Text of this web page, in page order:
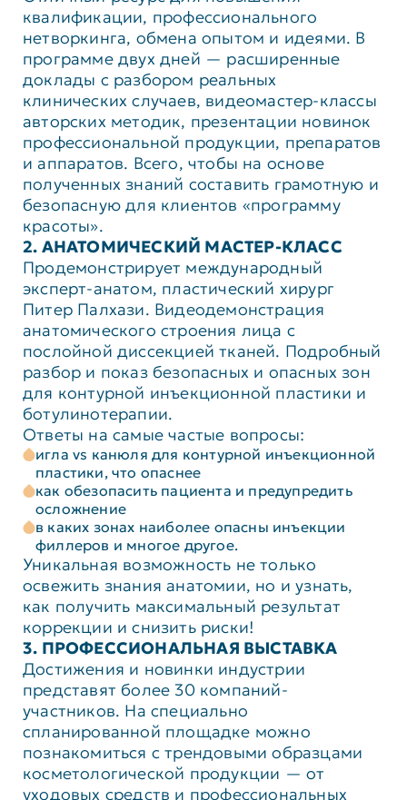
квалификации, профессионального
нетворкинга, обмена опытом и идеями. В
программе двух дней — расширенные
доклады с разбором реальных
клинических случаев, видеомастер-классы
авторских методик, презентации новинок
профессиональной продукции, препаратов
и аппаратов. Всего, чтобы на основе
полученных знаний составить грамотную и
безопасную для клиентов «программу
красоты».
2. АНАТОМИЧЕСКИЙ МАСТЕР-КЛАСС
Продемонстрирует международный
эксперт-анатом, пластический хирург
Питер Палхази. Видеодемонстрация
анатомического строения лица с
послойной диссекцией тканей. Подробный
разбор и показ безопасных и опасных зон
для контурной инъекционной пластики и
ботулинотерапии.
Ответы на самые частые вопросы:
игла vs канюля для контурной инъекционной
пластики, что опаснее
как обезопасить пациента и предупредить
осложнение
в каких зонах наиболее опасны инъекции
филлеров и многое другое.
Уникальная возможность не только
освежить знания анатомии, но и узнать,
как получить максимальный результат
коррекции и снизить риски!
3. ПРОФЕССИОНАЛЬНАЯ ВЫСТАВКА
Достижения и новинки индустрии
представят более 30 компаний-
участников. На специально
спланированной площадке можно
познакомиться с трендовыми образцами
косметологической продукции — от
уходовых средств и профессиональных